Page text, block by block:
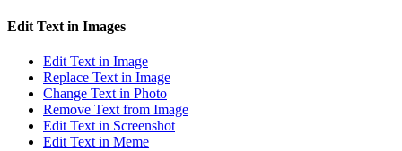
Edit Text in Images
Edit Text in Image
Replace Text in Image
Change Text in Photo
Remove Text from Image
Edit Text in Screenshot
Edit Text in Meme